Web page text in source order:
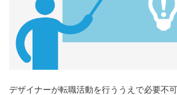
デザイナーが転職活動を行ううえで必要不